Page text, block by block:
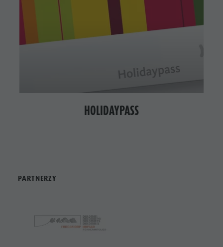
HOLIDAYPASS
PARTNERZY